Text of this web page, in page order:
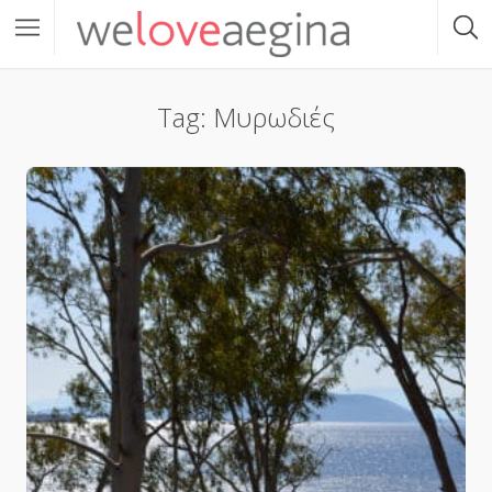
Tag: Μυρωδιές